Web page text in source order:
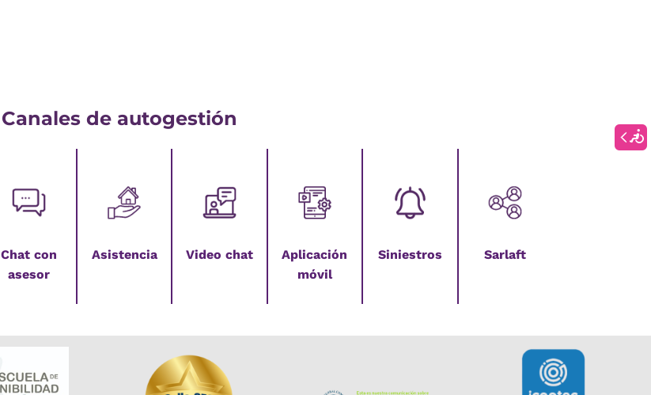
Canales de autogestión
Chat con
asesor
Asistencia Video chat
Aplicación
móvil
Siniestros Sarlaft